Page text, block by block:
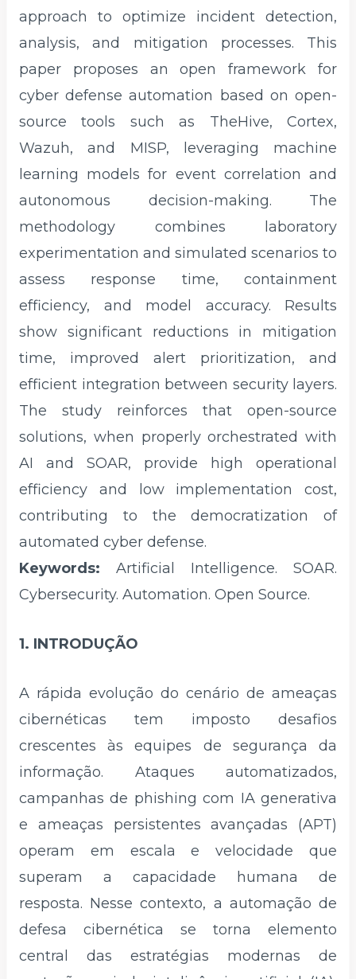
approach to optimize incident detection,
analysis, and mitigation processes. This
paper proposes an open framework for
cyber defense automation based on open-
source tools such as TheHive, Cortex,
Wazuh, and MISP, leveraging machine
learning models for event correlation and
autonomous decision-making. The
methodology combines laboratory
experimentation and simulated scenarios to
assess response time, containment
efficiency, and model accuracy. Results
show significant reductions in mitigation
time, improved alert prioritization, and
efficient integration between security layers.
The study reinforces that open-source
solutions, when properly orchestrated with
AI and SOAR, provide high operational
efficiency and low implementation cost,
contributing to the democratization of
automated cyber defense.
Keywords: Artificial Intelligence. SOAR.
Cybersecurity. Automation. Open Source.
1. INTRODUÇÃO
A rápida evolução do cenário de ameaças
cibernéticas tem imposto desafios
crescentes às equipes de segurança da
informação. Ataques automatizados,
campanhas de phishing com IA generativa
e ameaças persistentes avançadas (APT)
operam em escala e velocidade que
superam a capacidade humana de
resposta. Nesse contexto, a automação de
defesa cibernética se torna elemento
central das estratégias modernas de